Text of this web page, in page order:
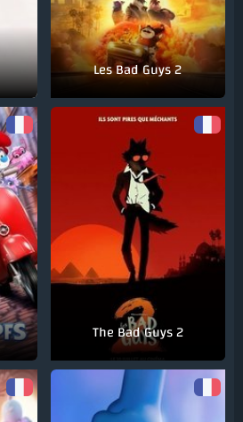
Les Bad Guys 2
The Bad Guys 2